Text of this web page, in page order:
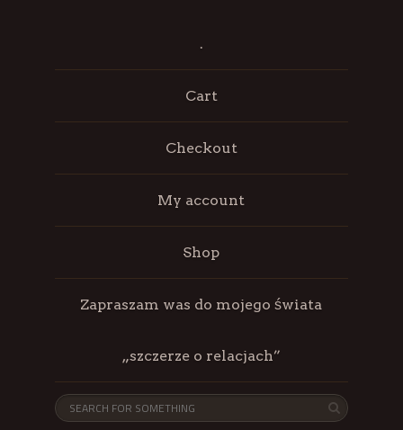
.
Cart
Checkout
My account
Shop
Zapraszam was do mojego świata
„szczerze o relacjach”